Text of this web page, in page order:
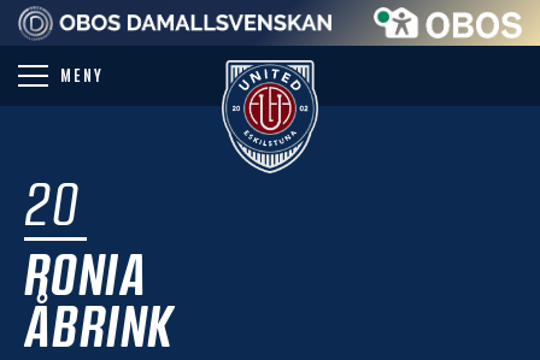
MENY
PARTNER
20
RONIA
ÅBRINK